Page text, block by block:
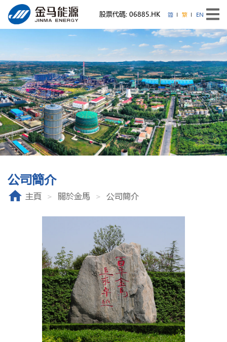
股票代碼: 06885.HK 简 繁 EN
公司簡介
主頁 關於金馬 公司簡介